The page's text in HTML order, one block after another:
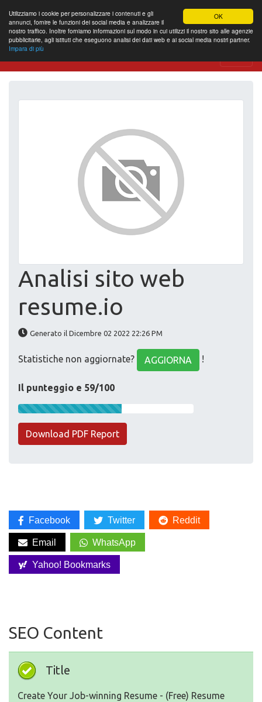
OK
Utilizziamo i cookie per personalizzare i contenuti e gli
annunci, fornire le funzioni dei social media e analizzare il
nostro traffico. Inoltre forniamo informazioni sul modo in cui utilizzi il nostro sito alle agenzie
pubblicitarie, agli istituti che eseguono analisi dei dati web e ai social media nostri partner.
Impara di più
Website Review
Analisi sito web
resume.io
Generato il Dicembre 02 2022 22:26 PM
Statistiche non aggiornate? AGGIORNA !
Il punteggio e 59/100
Download PDF Report
Facebook Twitter Reddit
Email WhatsApp
Yahoo! Bookmarks
SEO Content
Title
Create Your Job-winning Resume - (Free) Resume